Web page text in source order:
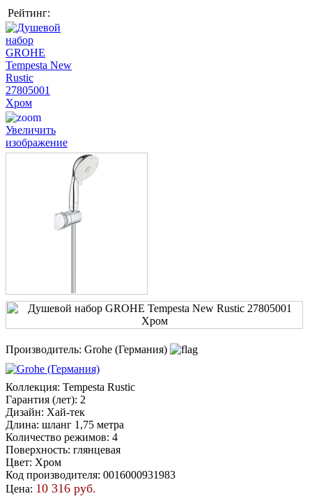
Рейтинг:
Увеличить
изображение
Производитель: Grohe (Германия)
Коллекция: Tempesta Rustic
Гарантия (лет): 2
Дизайн: Хай-тек
Длина: шланг 1,75 метра
Количество режимов: 4
Поверхность: глянцевая
Цвет: Хром
Код производителя: 0016000931983
Цена: 10 316 руб.